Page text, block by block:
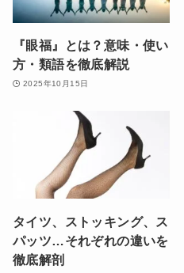
『眼福』とは？意味・使い
方・類語を徹底解説
2025年10月15日
タイツ、ストッキング、ス
パッツ…それぞれの違いを
徹底解剖